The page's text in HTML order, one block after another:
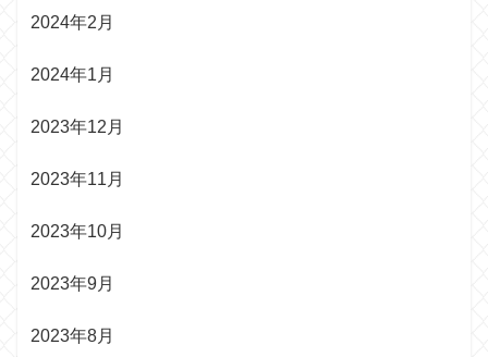
2024年2月
2024年1月
2023年12月
2023年11月
2023年10月
2023年9月
2023年8月